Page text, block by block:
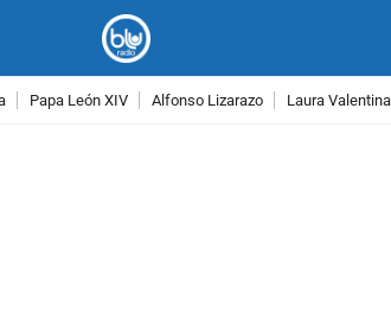
Papa León XIV Alfonso Lizarazo Laura